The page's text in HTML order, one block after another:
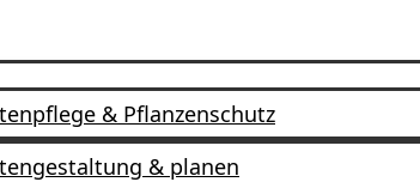
& Pflanzenschutz
& planen